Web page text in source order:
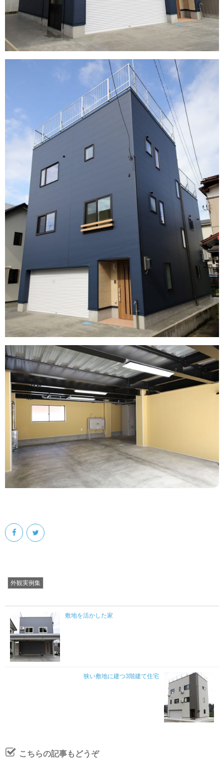
外観実例集
敷地を活かした家
狭い敷地に建つ3階建て住宅
こちらの記事もどうぞ